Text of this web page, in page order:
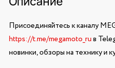
Присоединяйтесь к каналу
https://t.me/megamoto_ruв
новинки, обзоры на технику и